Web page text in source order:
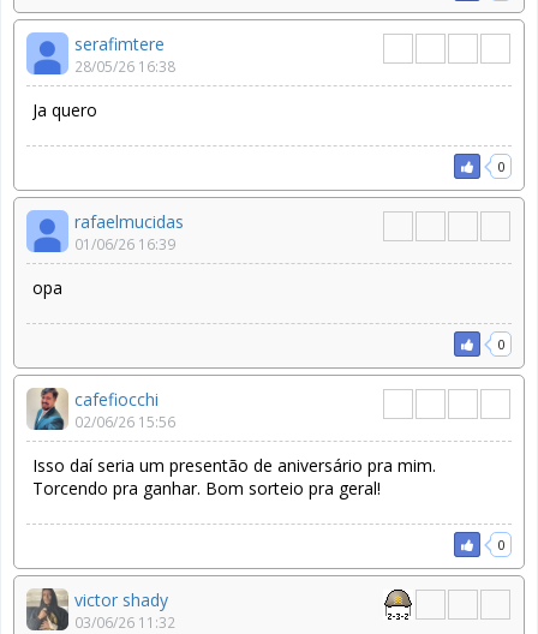
serafimtere
28/05/26 16:38
Ja quero
0
rafaelmucidas
01/06/26 16:39
opa
0
cafefiocchi
02/06/26 15:56
Isso daí seria um presentão de aniversário pra mim.
Torcendo pra ganhar. Bom sorteio pra geral!
0
victor shady
03/06/26 11:32